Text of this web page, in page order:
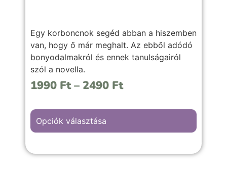
Egy korboncnok segéd abban a hiszemben
van, hogy ő már meghalt. Az ebből adódó
bonyodalmakról és ennek tanulságairól
szól a novella.
1990 Ft – 2490 Ft
Opciók választása